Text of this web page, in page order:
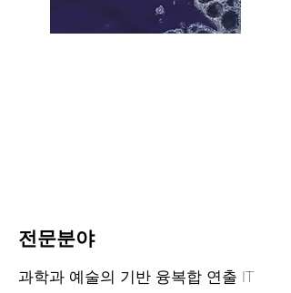
​전문분야​
과학과 예술의 기반 융복합 연출 IT